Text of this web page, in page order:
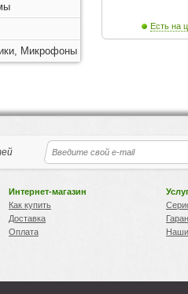
Микрофоны
Есть на
Интернет-магазин
Как купить
Доставка
Оплата